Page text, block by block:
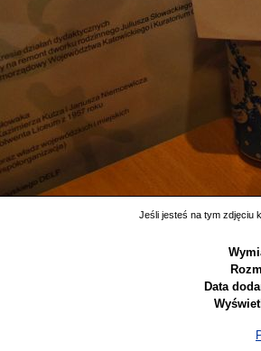
Jeśli jesteś na tym zdjęciu
Data